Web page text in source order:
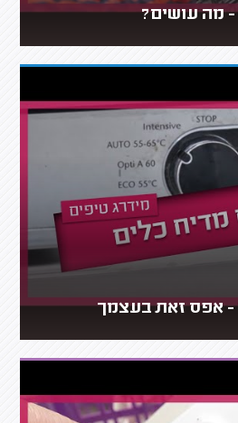
מה עושים?
- אפס זאת בעצמך